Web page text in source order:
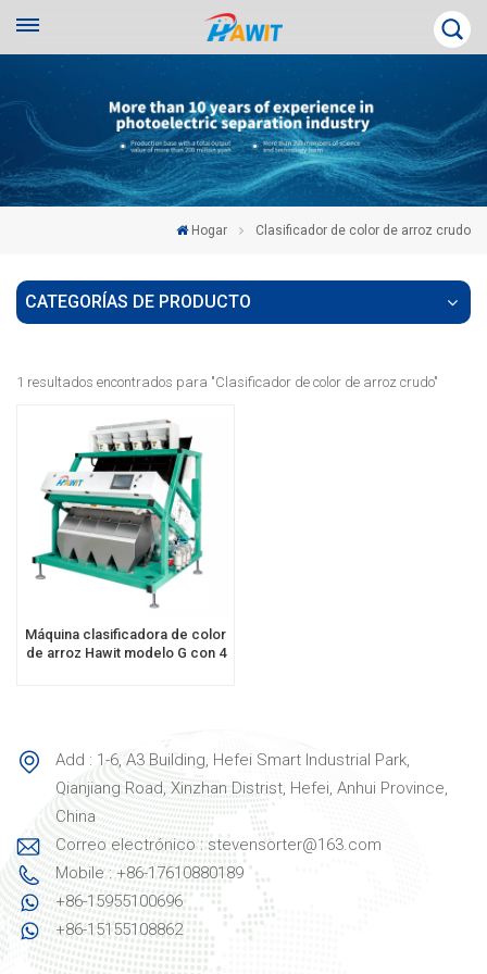
Hogar Clasificador de color de arroz crudo
CATEGORÍAS DE PRODUCTO
1 resultados encontrados para "Clasificador de color de arroz crudo"
Máquina clasificadora de color
de arroz Hawit modelo G con 4
Add : 1-6, A3 Building, Hefei Smart Industrial Park,
Qianjiang Road, Xinzhan Distrist, Hefei, Anhui Province,
China
Correo electrónico : stevensorter@163.com
Mobile : +86-17610880189
+86-15955100696
+86-15155108862